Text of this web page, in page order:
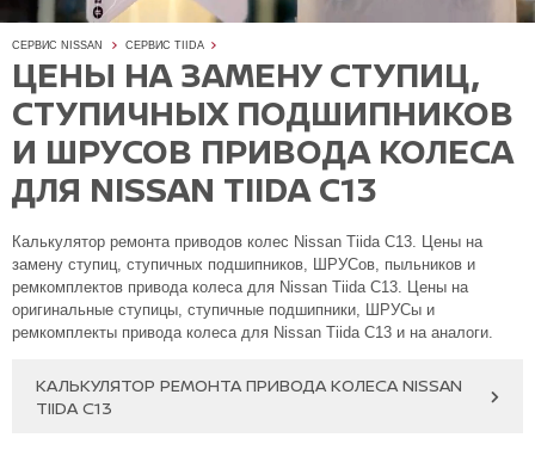
СЕРВИС NISSAN СЕРВИС TIIDA
ЦЕНЫ НА ЗАМЕНУ СТУПИЦ,
СТУПИЧНЫХ ПОДШИПНИКОВ
И ШРУСОВ ПРИВОДА КОЛЕСА
ДЛЯ NISSAN TIIDA C13
Калькулятор ремонта приводов колес Nissan Tiida C13. Цены на
замену ступиц, ступичных подшипников, ШРУСов, пыльников и
ремкомплектов привода колеса для Nissan Tiida C13. Цены на
оригинальные ступицы, ступичные подшипники, ШРУСы и
ремкомплекты привода колеса для Nissan Tiida C13 и на аналоги.
КАЛЬКУЛЯТОР РЕМОНТА ПРИВОДА КОЛЕСА NISSAN
TIIDA C13